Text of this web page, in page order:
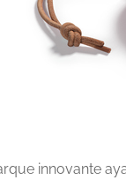
innovante